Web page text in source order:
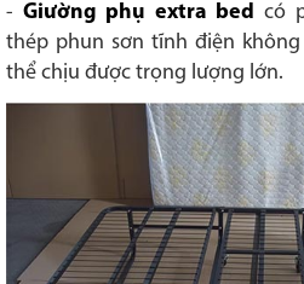
- Giường phụ extra bed có
thép phun sơn tĩnh điện
thể chịu được trọng lượng lớn.